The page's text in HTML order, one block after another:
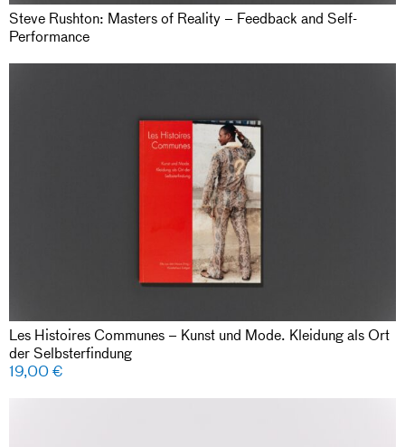
Steve Rushton: Masters of Reality – Feedback and Self-
Performance
Les Histoires Communes – Kunst und Mode. Kleidung als Ort
der Selbsterfindung
19,00€